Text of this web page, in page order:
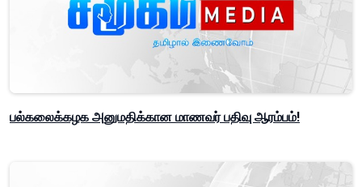
பல்கலைக்கழக அனுமதிக்கான மாணவர் பதிவு ஆரம்பம்!